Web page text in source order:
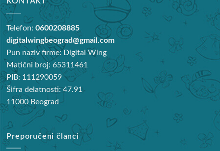
Telefon:0600208885
digitalwingbeograd@gmail.com
Pun naziv firme: Digital Wing
Matični broj: 65311461
PIB: 111290059
Šifra delatnosti: 47.91
11000 Beograd
Preporučeni članci